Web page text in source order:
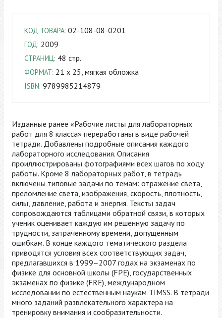
КОД ТОВАРА: 02-108-08-0201
ГОД: 2009
СТРАНИЦ: 48 стр.
ФОРМАТ: 21 x 25, мягкая обложка
ISBN: 9789985214879
Изданные ранее «Рабочие листы для лабораторных
работ для 8 класса» переработаны в виде рабочей
тетради. Добавлены подробные описания каждого
лабораторного исследования. Описания
проиллюстрированы фотографиями всех шагов по ходу
работы. Кроме 8 лабораторных работ, в тетрадь
включены типовые задачи по темам: отражение света,
преломление света, изображения, скорость, плотность,
силы, давление, работа и энергия. Тексты задач
сопровождаются таблицами обратной связи, в которых
ученик оценивает каждую им решенную задачу по
трудности, затраченному времени, допущенным
ошибкам. В конце каждого тематического раздела
приводятся условия всех соответствующих задач,
предлагавшихся в 1999–2007 годах на экзаменах по
физике для основной школы (FPE), государственных
экзаменах по физике (FRE), международном
исследовании по естественным наукам TIMSS. В тетради
много заданий развлекательного характера на
тренировку внимания и сообразительности.